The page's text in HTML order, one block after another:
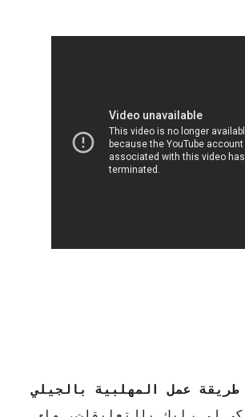
طريقة عمل المهلبية بالجيلي